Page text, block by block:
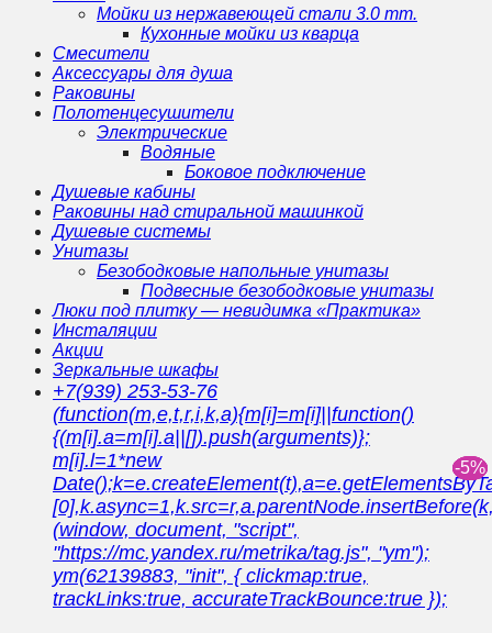
Мойки из нержавеющей стали 3.0 mm.
Кухонные мойки из кварца
Смесители
Аксессуары для душа
Раковины
Полотенцесушители
Электрические
Водяные
Боковое подключение
Душевые кабины
Раковины над стиральной машинкой
Душевые системы
Унитазы
Безободковые напольные унитазы
Подвесные безободковые унитазы
Люки под плитку — невидимка «Практика»
Инсталяции
Акции
Зеркальные шкафы
+7(939) 253-53-76
(function(m,e,t,r,i,k,a){m[i]=m[i]||function()
{(m[i].a=m[i].a||[]).push(arguments)};
m[i].l=1*new
(window, document, "script",
"https://mc.yandex.ru/metrika/tag.js", "ym");
ym(62139883, "init", { clickmap:true,
trackLinks:true, accurateTrackBounce:true });